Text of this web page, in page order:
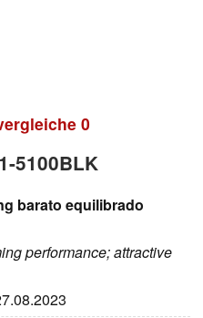
0
5100BLK
barato equilibrado
performance; attractive